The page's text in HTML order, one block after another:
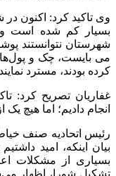
وی تاکید کرد: اکنون در
بسیار کم شده است و
شهرستان نتوانستند
می بایست، چک و
کرده بودند، مسترد
غفاریان تصریح کرد:
انجام دادیم؛ اما هیچ
رئیس اتحادیه صنف
بیان اینکه، امید
بسیاری از مشکلات